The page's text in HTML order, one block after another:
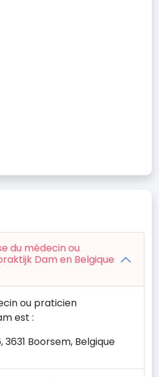
du médecin ou
Dam en Belgique
ou praticien
est :
Boorsem, Belgique